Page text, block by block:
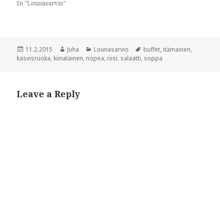
n
o
w
)
e
w
)
In "Lounasarvio"
Posted
on
11.2.2015 Author
Juha Categories
Lounasarvio Tags
buffet, itämainen,
kasvisruoka, kiinalainen, nopea, riisi, salaatti, soppa
Leave a Reply